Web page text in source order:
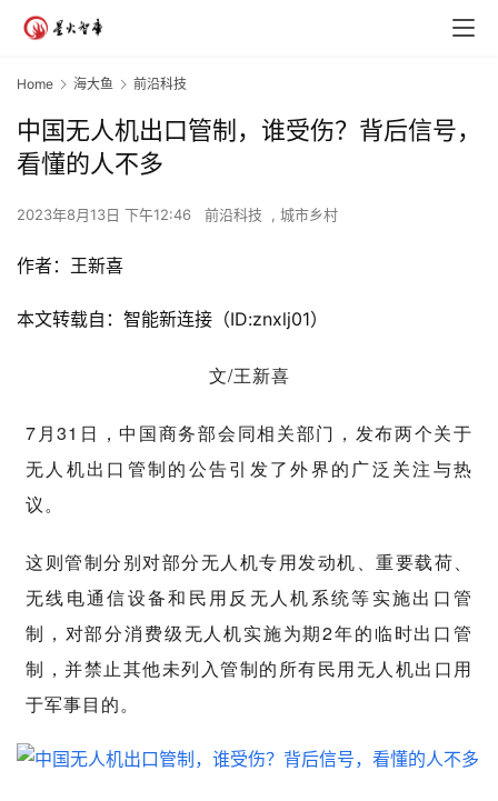
Home 海大鱼 前沿科技
中国无人机出口管制，谁受伤？背后信号，
看懂的人不多
2023年8月13日 下午12:46 前沿科技 , 城市乡村
作者： 王新喜
本文转载自：智能新连接（ID:znxlj01）
文/王新喜
7月31日，中国商务部会同相关部门，发布两个关于
无人机出口管制的公告引发了外界的广泛关注与热
议。
这则管制分别对部分无人机专用发动机、重要载荷、
无线电通信设备和民用反无人机系统等实施出口管
制，对部分消费级无人机实施为期2年的临时出口管
制，并禁止其他未列入管制的所有民用无人机出口用
于军事目的。